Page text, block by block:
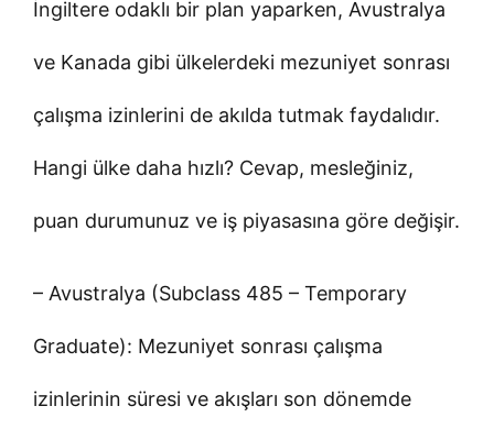
İngiltere odaklı bir plan yaparken, Avustralya
ve Kanada gibi ülkelerdeki mezuniyet sonrası
çalışma izinlerini de akılda tutmak faydalıdır.
Hangi ülke daha hızlı? Cevap, mesleğiniz,
puan durumunuz ve iş piyasasına göre değişir.
– Avustralya (Subclass 485 – Temporary
Graduate): Mezuniyet sonrası çalışma
izinlerinin süresi ve akışları son dönemde